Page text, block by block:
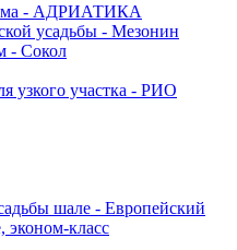
- АДРИАТИКА
усадьбы - Мезонин
- Сокол
узкого участка - РИО
шале - Европейский
класс